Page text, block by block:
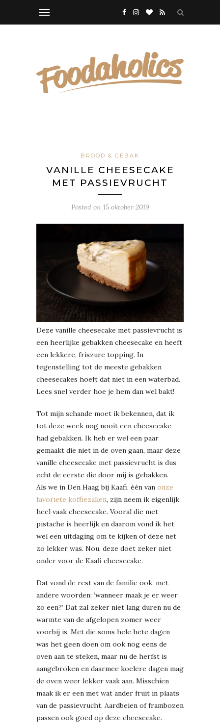
BROOD & GEBAK
VANILLE CHEESECAKE
MET PASSIEVRUCHT
Posted on 15 oktober 2019
Deze vanille cheesecake met passievrucht is
een heerlijke gebakken cheesecake en heeft
een lekkere, friszure topping. In
tegenstelling tot de meeste gebakken
cheesecakes hoeft dat niet in een waterbad.
Lees snel verder hoe je hem dan wel bakt!
Tot mijn schande moet ik bekennen, dat ik
tot deze week nog nooit een cheesecake
had gebakken. Ik heb er wel een paar
gemaakt die niet in de oven gaan, maar deze
vanille cheesecake met passievrucht is dus
echt de eerste die door mij is gebakken.
Als we in Den Haag bij Kaafi, één van onze
favoriete koffiezaken, zijn neem ik eigenlijk
heel vaak cheesecake. Vooral die met
pistache is heerlijk en daarom vond ik het
wel een uitdaging om te kijken of deze net
zo lekker was. Nou, deze doet zeker niet
onder voor de Kaafi cheesecake.
Dat vond de rest van de familie ook, met
andere woorden: ‘wanneer maak je er weer
zo een?’ Dat zal zeker niet lang duren nu de
warmte van de afgelopen zomer weer
voorbij is. Met die soms hele hete dagen
was het geen doen om ook nog eens de
oven aan te steken, maar nu de herfst is
aangebroken en daarmee koelere dagen mag
de oven weer lekker vaak aan. Misschien
maak ik er een met wat ander fruit in plaats
van de passievrucht. Aardbeien of frambozen
passen ook goed op deze cheesecake.